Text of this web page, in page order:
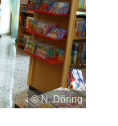
© N. Döring